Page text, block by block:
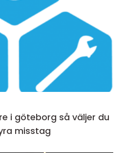
så väljer du
misstag